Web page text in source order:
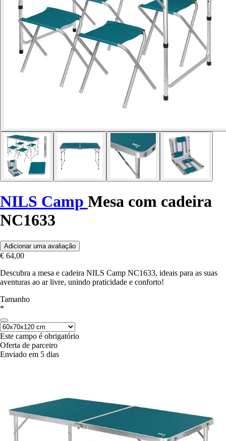
NILS Camp Mesa com cadeira
NC1633
Adicionar uma avaliação
€ 64,00
Descubra a mesa e cadeira NILS Camp NC1633, ideais para as suas
aventuras ao ar livre, unindo praticidade e conforto!
Tamanho
*
Este campo é obrigatório
Oferta de parceiro
Enviado em 5 dias